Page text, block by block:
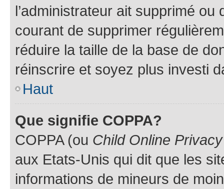
l’administrateur ait supprimé
courant de supprimer
réduire la taille de la base de
réinscrire et soyez plus investi
Haut
Que signifie COPPA?
COPPA (ou Child Online
aux Etats-Unis qui dit que les
informations de mineurs de